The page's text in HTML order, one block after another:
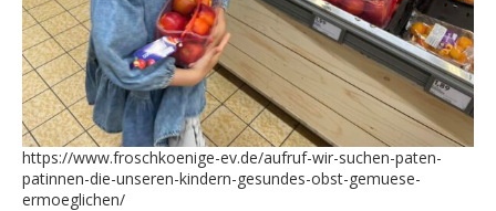
https://www.froschkoenige-ev.de/aufruf-wir-suchen-paten-
patinnen-die-unseren-kindern-gesundes-obst-gemuese-
ermoeglichen/